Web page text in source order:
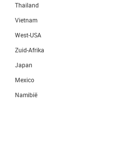
Thailand
Vietnam
West-USA
Zuid-Afrika
Japan
Mexico
Namibië